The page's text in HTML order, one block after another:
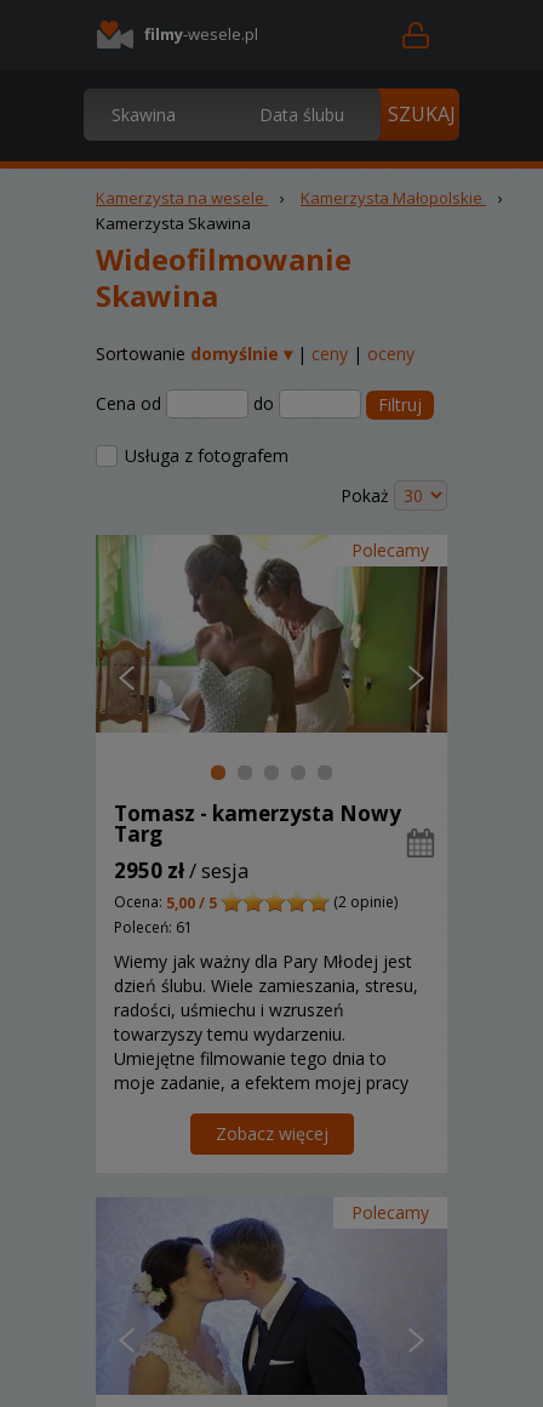
filmy-wesele.pl
Kamerzysta na wesele › Kamerzysta Małopolskie
›
Kamerzysta Skawina
Wideofilmowanie
Skawina
Sortowanie domyślnie ▾| ceny | oceny
Cena od do Filtruj
Usługa z fotografem
Pokaż
Polecamy
Tomasz - kamerzysta Nowy
Targ
2950 zł/ sesja
Ocena: 5,00 / 5
(2 opinie)
Poleceń: 61
Wiemy jak ważny dla Pary Młodej jest
dzień ślubu. Wiele zamieszania, stresu,
radości, uśmiechu i wzruszeń
towarzyszy temu wydarzeniu.
Umiejętne filmowanie tego dnia to
moje zadanie, a efektem mojej pracy
przypomni Wam tamten czas.
Zobacz więcej
Polecamy